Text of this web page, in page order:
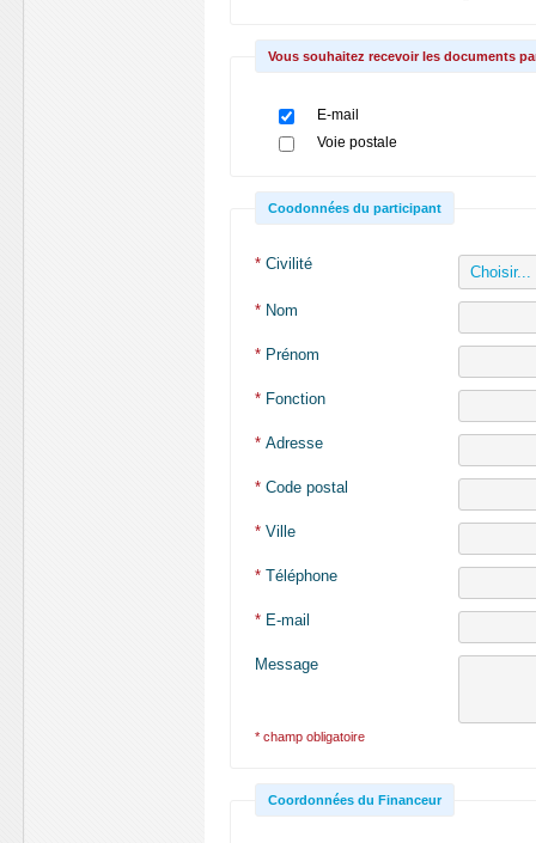
Vous souhaitez recevoir les documents
E-mail
Voie postale
Coodonnées du participant
* Civilité
* Nom
* Prénom
* Fonction
* Adresse
* Code postal
* Ville
* Téléphone
* E-mail
Message
* champ obligatoire
Coordonnées du Financeur